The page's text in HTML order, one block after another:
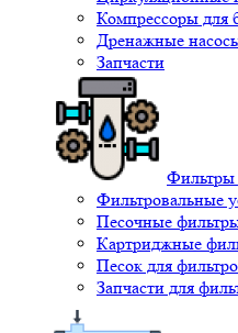
Компрессоры для
Дренажные
Запчасти
Фильтры
Фильтровальные
Песочные
Картриджные
Песок для
Запчасти для